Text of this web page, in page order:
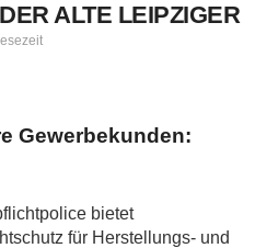
ALTE LEIPZIGER
Gewerbekunden:
bietet
für Herstellungs- und